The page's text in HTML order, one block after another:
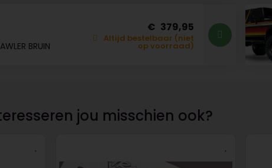
BRUIN
379,95
Altijd bestelbaar (niet
op voorraad)
jou misschien ook?